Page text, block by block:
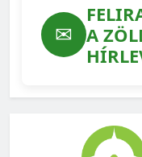
✉
A